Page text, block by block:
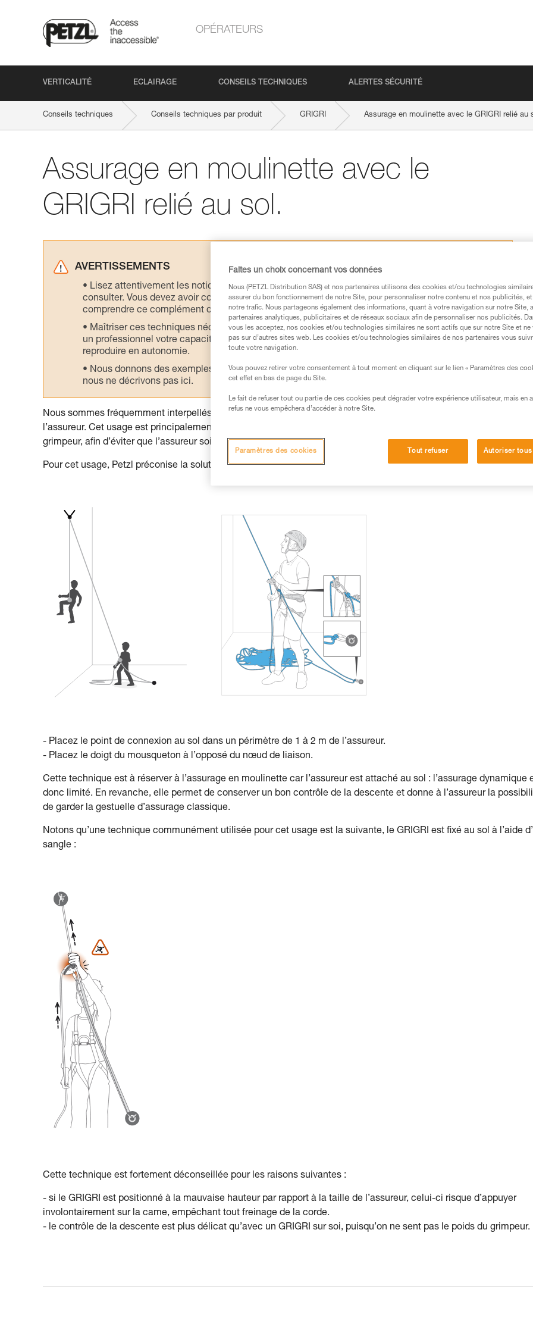
OPÉRATEURS
VERTICALITÉ ECLAIRAGE CONSEILS TECHNIQUES ALERTES SÉCURITÉ
Conseils techniques Conseils techniques par produit GRIGRI Assurage en moulinette avec le GRIGRI relié au
Assurage en moulinette avec le
GRIGRI relié au sol.
AVERTISSEMENTS
Lisez attentivement les notices techniques des produits utilisés dans ce conseil avant de le
consulter. Vous devez avoir compris les informations de la notice technique pour pouvoir
comprendre ce complément d’informations.
Maîtriser ces techniques nécessite une formation et un entraînement spécifique. Validez avec
un professionnel votre capacité à refaire la manipulation, seul, en toute sécurité, avant de la
reproduire en autonomie.
Nous donnons des exemples de techniques liées à votre activité. Il peut en exister d’autres que
nous ne décrivons pas ici.
Nous sommes fréquemment interpellés sur un usage particulier du GRIGRI lorsque celui-ci est fixé au sol et non
l’assureur. Cet usage est principalement utilisé dans les cas où il y a une forte différence de poids entre assureur et
grimpeur, afin d’éviter que l’assureur soit trop fortement projeté sur le mur.
Pour cet usage, Petzl préconise la solution suivante :le GRIGRI est fixé au sol via l’assureur.
- Placez le point de connexion au sol dans un périmètre de 1 à 2 m de l’assureur.
- Placez le doigt du mousqueton à l’opposé du nœud de liaison.
Cette technique est à réserver à l’assurage en moulinette car l’assureur est attaché au sol : l’assurage dynamique
donc limité. En revanche, elle permet de conserver un bon contrôle de la descente et donne à l’assureur la
de garder la gestuelle d’assurage classique.
Notons qu’une technique communément utilisée pour cet usage est la suivante, le GRIGRI est fixé au sol à l’aide
sangle :
Cette technique est fortement déconseillée pour les raisons suivantes :
- si le GRIGRI est positionné à la mauvaise hauteur par rapport à la taille de l’assureur, celui-ci risque d’appuyer
involontairement sur la came, empêchant tout freinage de la corde.
- le contrôle de la descente est plus délicat qu’avec un GRIGRI sur soi, puisqu’on ne sent pas le poids du grimpeur.
Faites un choix concernant vos données
Nous (PETZL Distribution SAS) et nos partenaires utilisons des cookies et/ou technologies
assurer du bon fonctionnement de notre Site, pour personnaliser notre contenu et nos publicités,
notre trafic. Nous partageons également des informations, quant à votre navigation sur notre Site,
partenaires analytiques, publicitaires et de réseaux sociaux afin de personnaliser nos publicités.
vous les acceptez, nos cookies et/ou technologies similaires ne sont actifs que sur notre Site et ne
pas sur d’autres sites web. Les cookies et/ou technologies similaires de nos partenaires vous
toute votre navigation.
Vous pouvez retirer votre consentement à tout moment en cliquant sur le lien « Paramètres des
cet effet en bas de page du Site.
Le fait de refuser tout ou partie de ces cookies peut dégrader votre expérience utilisateur, mais en
refus ne vous empêchera d’accéder à notre Site.
Tout refuser Autoriser
Paramètres des cookies